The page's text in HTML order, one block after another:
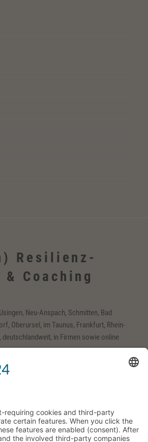
Resilienz-
Coaching
Neu-Anspach, Schmitten, Bad
Oberursel, im Taunus, Frankfurt, Rhein-
deutschlandweit, in Firmen sowie online